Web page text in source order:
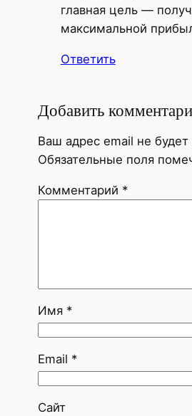
главная цель —
максимальной
Ответить
Добавить
Ваш адрес email не будет
Обязательные поля
Комментарий *
Имя *
Email *
Сайт